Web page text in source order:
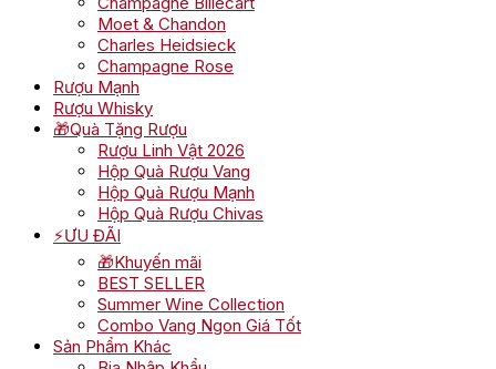
Moet & Chandon
Charles Heidsieck
Champagne Rose
Rượu Mạnh
Rượu Whisky
🎁Quà Tặng Rượu
Rượu Linh Vật 2026
Hộp Quà Rượu Vang
Hộp Quà Rượu Mạnh
Hộp Quà Rượu Chivas
⚡ƯU ĐÃI
🎁Khuyến mãi
BEST SELLER
Summer Wine Collection
Combo Vang Ngon Giá Tốt
Sản Phẩm Khác